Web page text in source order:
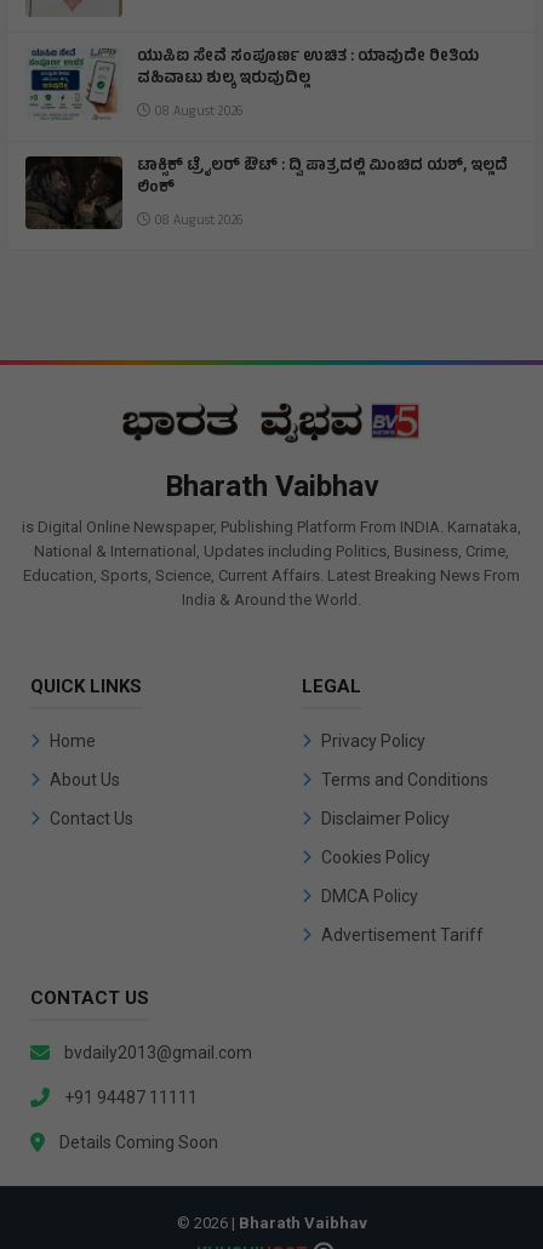
ಯುಪಿಐ ಸೇವೆ ಸಂಪೂರ್ಣ ಉಚಿತ : ಯಾವುದೇ ರೀತಿಯ
ವಹಿವಾಟು ಶುಲ್ಕ ಇರುವುದಿಲ್ಲ
08 August 2026
ಟಾಕ್ಸಿಕ್ ಟ್ರೈಲರ್ ಔಟ್ : ದ್ವಿ ಪಾತ್ರದಲ್ಲಿ ಮಿಂಚಿದ ಯಶ್, ಇಲ್ಲದೆ
ಲಿಂಕ್
08 August 2026
Bharath Vaibhav
is Digital Online Newspaper, Publishing Platform From INDIA. Karnataka,
National & International, Updates including Politics, Business, Crime,
Education, Sports, Science, Current Affairs. Latest Breaking News From
India & Around the World.
QUICK LINKS
Home
About Us
Contact Us
LEGAL
Privacy Policy
Terms and Conditions
Disclaimer Policy
Cookies Policy
DMCA Policy
Advertisement Tariff
CONTACT US
bvdaily2013@gmail.com
+91 94487 11111
Details Coming Soon
© 2026 | Bharath Vaibhav